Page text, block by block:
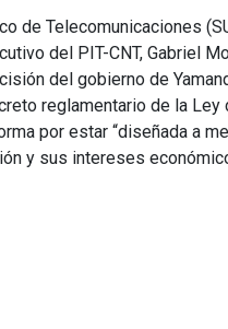
de Telecomunicaciones
del PIT-CNT, Gabriel
del gobierno de
reglamentario de la Ley
por estar “diseñada a
y sus intereses